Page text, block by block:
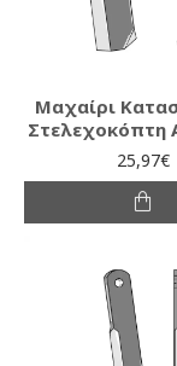
Μαχαίρι
Στελεχοκόπτη
25,97€